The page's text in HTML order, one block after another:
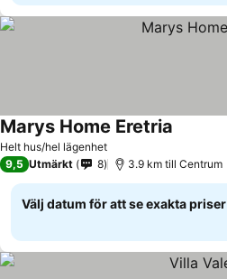
Helt hus/hel lägenhet
Marys Home Eretria
9,5 Utmärkt 8 3.9 km till Centrum
Välj datum för att se exakta priser